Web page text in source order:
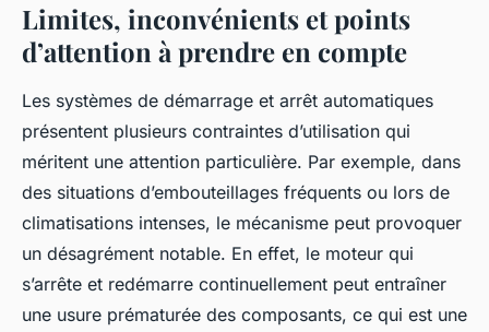
Limites, inconvénients et points
d’attention à prendre en compte
Les systèmes de démarrage et arrêt automatiques
présentent plusieurs contraintes d’utilisation qui
méritent une attention particulière. Par exemple, dans
des situations d’embouteillages fréquents ou lors de
climatisations intenses, le mécanisme peut provoquer
un désagrément notable. En effet, le moteur qui
s’arrête et redémarre continuellement peut entraîner
une usure prématurée des composants, ce qui est une